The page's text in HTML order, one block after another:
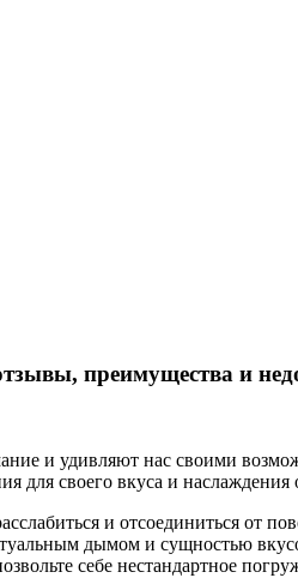
преимущества и
и удивляют нас своими
для своего вкуса и
и отсоединиться от
дымом и сущностью
себе нестандартное